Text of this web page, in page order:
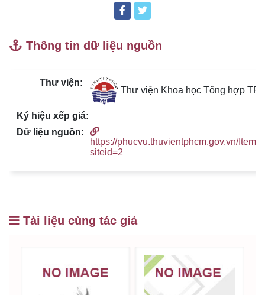
Thông tin dữ liệu nguồn
Thư viện Khoa học Tổng hợp
https://phucvu.thuvientphcm.gov.vn/Item/
siteid=2
Tài liệu cùng tác giả